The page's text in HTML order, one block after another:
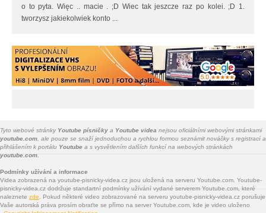
o to pyta. Więc .. macie . ;D Wiec tak jeszcze raz po kolei. ;D 1.
tworzysz jakiekolwiek konto ...
Tyto webové stránky Youtube písničky a Youtube videa nejsou oficiálními webovými stránkami
youtube.com , ale pouze se snaží jednoduchou a rychlou formou seznámit nováčky s registrací a
přihlášením k portálu Youtube a s vysvětlením dalších funkcí na webových stránkách
youtube.com.
Podmínky užívání a informace
Videa zobrazená na youtube-pisnicky-videa.cz jsou uložená na serveru Youtube.com. Youtube-
pisnicky-videa.cz dodržuje standartní podmínky užívání vydané serverem Youtube.com, které
naleznete zde . Pokud některé video zobrazované na serveru youtube-pisnicky-videa.cz porušuje
Vaše autorská práva prosím obraťte se přímo na server Youtube.com, kde je video uloženo